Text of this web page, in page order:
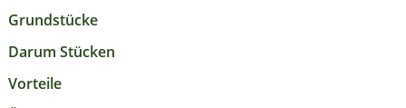
Grundstücke
Darum Stücken
Vorteile